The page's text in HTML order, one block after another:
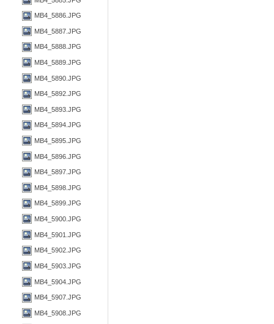
MB4_5886.JPG
MB4_5887.JPG
MB4_5888.JPG
MB4_5889.JPG
MB4_5890.JPG
MB4_5892.JPG
MB4_5893.JPG
MB4_5894.JPG
MB4_5895.JPG
MB4_5896.JPG
MB4_5897.JPG
MB4_5898.JPG
MB4_5899.JPG
MB4_5900.JPG
MB4_5901.JPG
MB4_5902.JPG
MB4_5903.JPG
MB4_5904.JPG
MB4_5907.JPG
MB4_5908.JPG